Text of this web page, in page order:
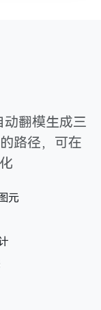
动翻模生成三
路径，可在
元